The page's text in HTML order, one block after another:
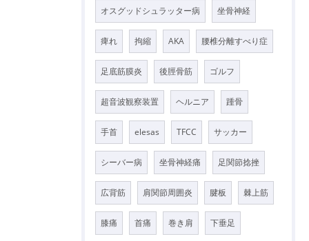
オスグッドシュラッター病 坐骨神経
痺れ 拘縮 AKA 腰椎分離すべり症
足底筋膜炎 後脛骨筋 ゴルフ
超音波観察装置 ヘルニア 踵骨
手首 elesas TFCC サッカー
シーバー病 坐骨神経痛 足関節捻挫
広背筋 肩関節周囲炎 腱板 棘上筋
膝痛 首痛 巻き肩 下垂足